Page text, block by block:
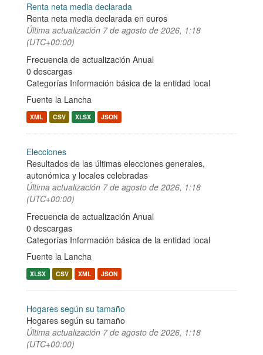
Renta neta media declarada
Renta neta media declarada en euros
Última actualización 7 de agosto de 2026, 1:18
(UTC+00:00)
Frecuencia de actualización Anual
0 descargas
Categorías Información básica de la entidad local
Fuente la Lancha
XML CSV XLSX JSON
Elecciones
Resultados de las últimas elecciones generales,
autonómica y locales celebradas
Última actualización 7 de agosto de 2026, 1:18
(UTC+00:00)
Frecuencia de actualización Anual
0 descargas
Categorías Información básica de la entidad local
Fuente la Lancha
XLSX CSV XML JSON
Hogares según su tamaño
Hogares según su tamaño
Última actualización 7 de agosto de 2026, 1:18
(UTC+00:00)